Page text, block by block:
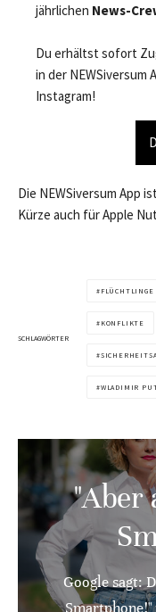
jährlichen News-
Du erhältst sofort
in der NEWSiversum
Instagram!
Die NEWSiversum App
Kürze auch für Apple
SCHLAGWÖRTER
FLÜCHTLINGE
KONFLIKTE
WLADIMIR
"Aber
Google sagt: